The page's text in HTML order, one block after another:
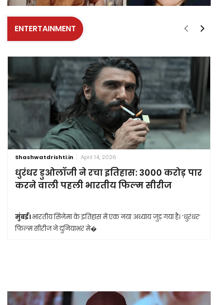
ENTERTAINMENT
Shashwatdrishti.in April 14, 2026
धुरंधर डुओलॉजी ने रचा इतिहास: 3000 करोड़ पार
करने वाली पहली भारतीय फिल्म सीरीज
मुंबई। भारतीय सिनेमा के इतिहास में एक नया अध्याय जुड़ गया है। ‘धुरंधर’
फिल्म सीरीज ने दुनियाभर मे�